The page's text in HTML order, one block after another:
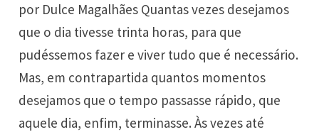
por Dulce Magalhães Quantas vezes desejamos
que o dia tivesse trinta horas, para que
pudéssemos fazer e viver tudo que é necessário.
Mas, em contrapartida quantos momentos
desejamos que o tempo passasse rápido, que
aquele dia, enfim, terminasse. Às vezes até